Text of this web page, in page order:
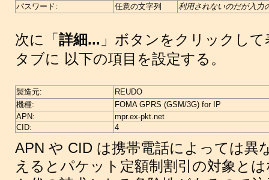
パスワード:
任意の文字列 利用されないのだが入力
次に「 詳細... 」ボタンをクリックし
タブに 以下の項目を設定する。
製造元:
REUDO
機種:
FOMA GPRS (GSM/3G) for IP
APN:
mpr.ex-pkt.net
CID:
4
APN や CID は携帯電話によっては異
えるとパケット定額制割引の対象と